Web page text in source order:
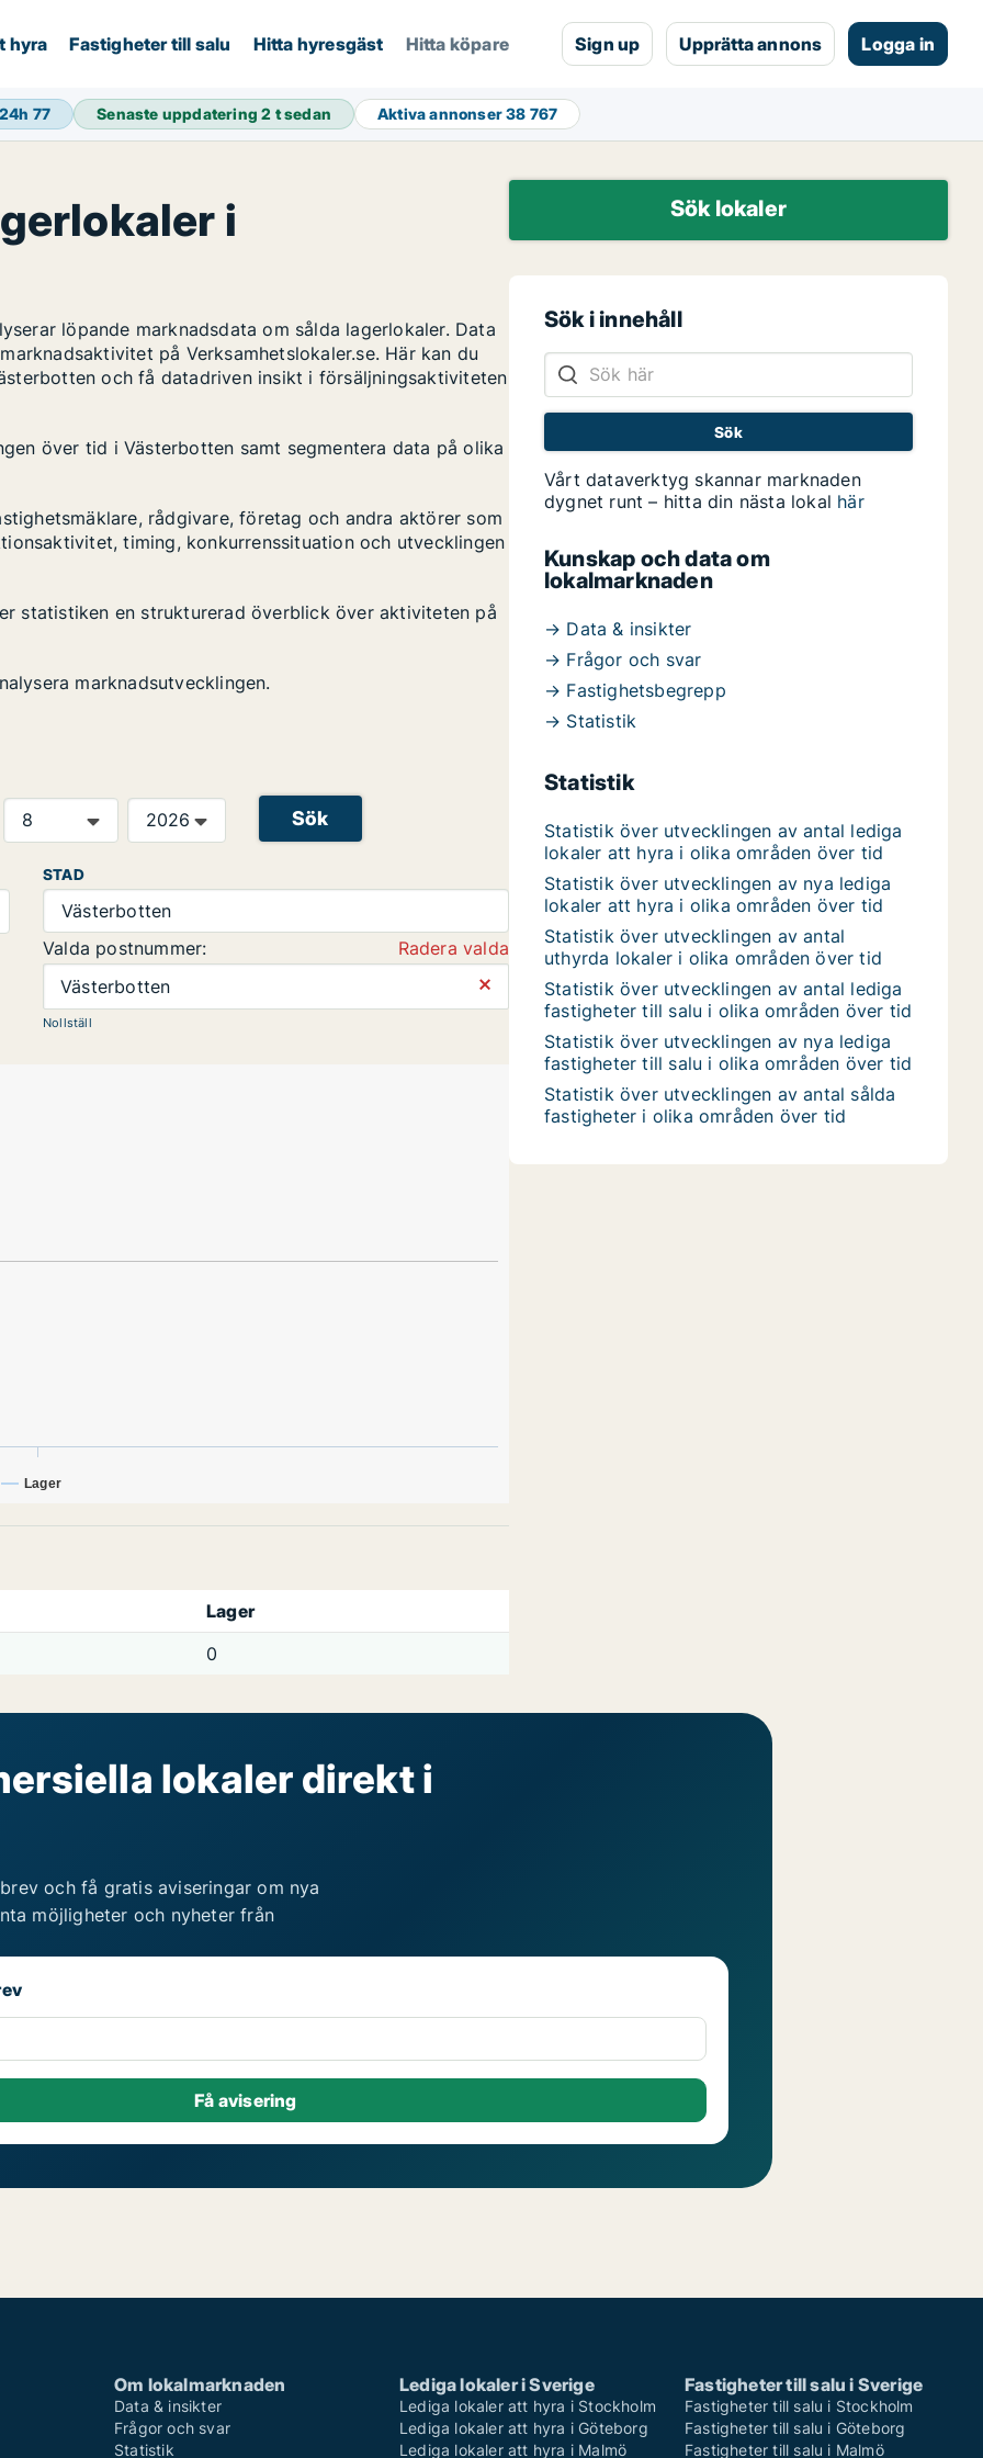
hyra Fastigheter till salu Hitta hyresgäst Hitta köpare Sign up Upprätta annons Logga in
77 Senaste uppdatering2 t sedan Aktiva annonser38 767
i
löpande marknadsdata om sålda lagerlokaler. Data
på Verksamhetslokaler.se. Här kan du
och få datadriven insikt i försäljningsaktiviteten
över tid i Västerbotten samt segmentera data på olika
rådgivare, företag och andra aktörer som
timing, konkurrenssituation och utvecklingen
statistiken en strukturerad överblick över aktiviteten på
marknadsutvecklingen.
Sök
STAD
Västerbotten
Valda postnummer:
Radera valda
Västerbotten
⨯
Nollställ
Lager
Lager
0
Sök lokaler
Sök i innehåll
Vårt dataverktyg skannar marknaden
dygnet runt – hitta din nästa lokal här
Kunskap och data om
lokalmarknaden
→ Data & insikter
→ Frågor och svar
→ Fastighetsbegrepp
→ Statistik
Statistik
Statistik över utvecklingen av antal lediga
lokaler att hyra i olika områden över tid
Statistik över utvecklingen av nya lediga
lokaler att hyra i olika områden över tid
Statistik över utvecklingen av antal
uthyrda lokaler i olika områden över tid
Statistik över utvecklingen av antal lediga
fastigheter till salu i olika områden över tid
Statistik över utvecklingen av nya lediga
fastigheter till salu i olika områden över tid
Statistik över utvecklingen av antal sålda
fastigheter i olika områden över tid
lokaler direkt i
och få gratis aviseringar om nya
möjligheter och nyheter från
Om lokalmarknaden
Data & insikter
Frågor och svar
Statistik
Lediga lokaler i Sverige
Lediga lokaler att hyra i Stockholm
Lediga lokaler att hyra i Göteborg
Lediga lokaler att hyra i Malmö
Fastigheter till salu i Sverige
Fastigheter till salu i Stockholm
Fastigheter till salu i Göteborg
Fastigheter till salu i Malmö